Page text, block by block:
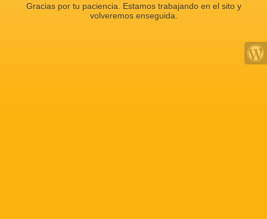
Gracias por tu paciencia. Estamos trabajando en el sito y
volveremos enseguida.